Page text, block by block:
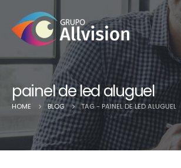
painel de led aluguel
HOME BLOG TAG - PAINEL DE LED ALUGUEL